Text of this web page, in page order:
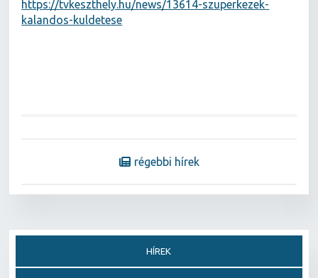
https://tvkeszthely.hu/news/13614-szuperkezek-
kalandos-kuldetese
régebbi hírek
HÍREK